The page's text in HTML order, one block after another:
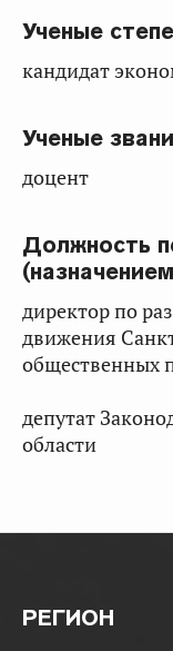
Ученые
кандидат
Ученые
доцент
Должность
директор по
движения
общественных
депутат
области
РЕГИОН